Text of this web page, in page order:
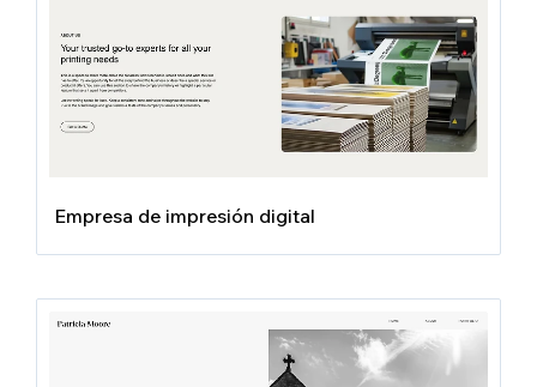
Empresa de impresión digital